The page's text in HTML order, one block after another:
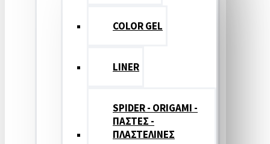
COLOR GEL
LINER
SPIDER - ORIGAMI -
ΠΑΣΤΕΣ -
ΠΛΑΣΤΕΛΙΝΕΣ